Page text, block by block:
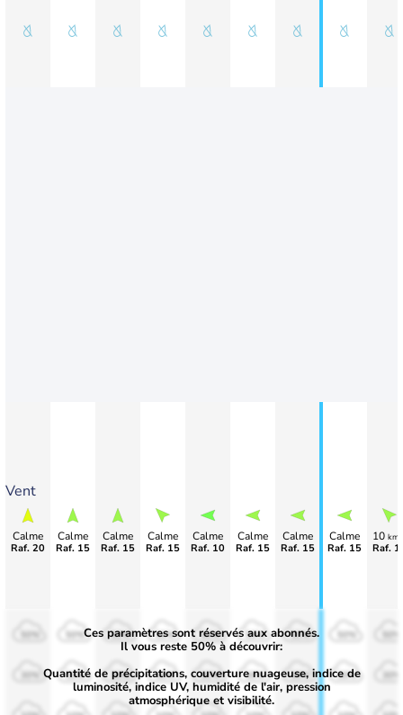
Vent
Calme
Raf. 20
Calme
Raf. 15
Calme
Raf. 15
Calme
Raf. 15
Calme
Raf. 10
Calme
Raf. 15
Calme
Raf. 15
Calme
Raf. 15
10
Raf.
50%
30%
50%
30%
50%
30%
50%
30%
50%
30%
50%
30%
50%
30%
Ces paramètres sont réservés aux abonnés.
Il vous reste 50% à découvrir:
Quantité de précipitations, couverture nuageuse, indice de
luminosité, indice UV, humidité de l'air, pression
atmosphérique et visibilité.